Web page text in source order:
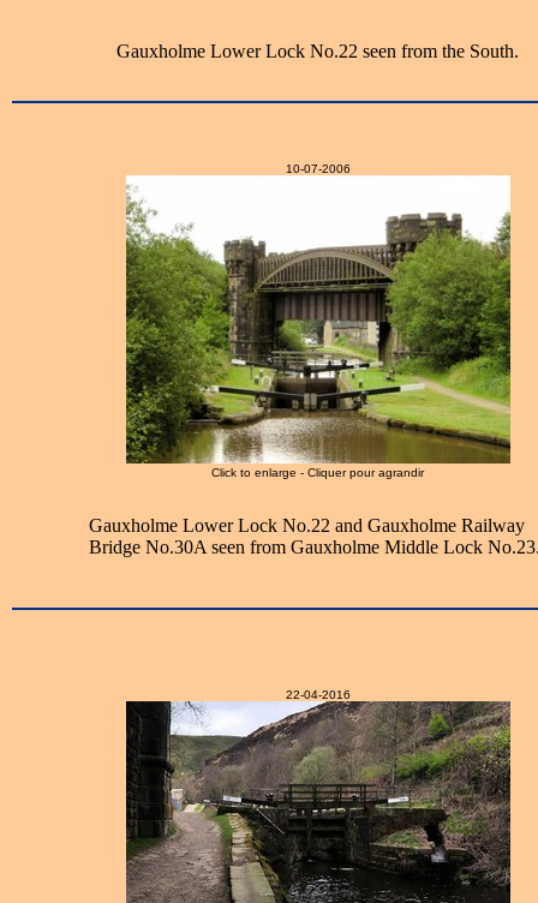
Gauxholme Lower Lock No.22 seen from the South.
10-07-2006
Click to enlarge - Cliquer pour agrandir
Gauxholme Lower Lock No.22 and Gauxholme Railway
Bridge No.30A seen from Gauxholme Middle Lock
22-04-2016